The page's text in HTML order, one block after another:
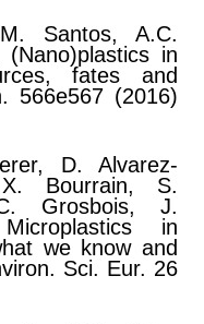
Santos, A.C.
in
fates and
566e567 (2016)
D. Alvarez-
Bourrain, S.
Grosbois, J.
in
we know and
Sci. Eur. 26